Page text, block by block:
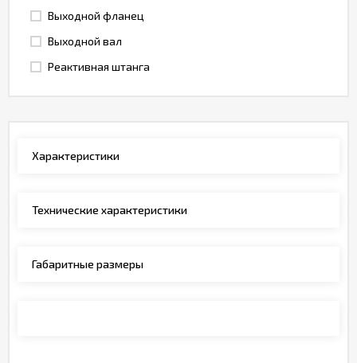
Выходной фланец
Выходной вал
Реактивная штанга
Характеристики
Технические характеристики
Габаритные размеры